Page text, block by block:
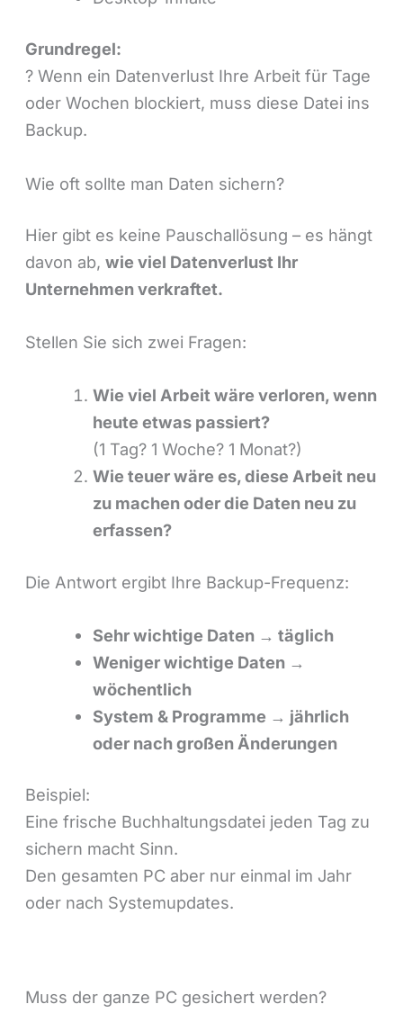
Grundregel:
? Wenn ein Datenverlust Ihre Arbeit für Tage
oder Wochen blockiert, muss diese Datei ins
Backup.
Wie oft sollte man Daten sichern?
Hier gibt es keine Pauschallösung – es hängt
davon ab,wie viel Datenverlust Ihr
Unternehmen verkraftet.
Stellen Sie sich zwei Fragen:
Wie viel Arbeit wäre verloren, wenn
heute etwas passiert?
(1 Tag? 1 Woche? 1 Monat?)
Wie teuer wäre es, diese Arbeit neu
zu machen oder die Daten neu zu
erfassen?
Die Antwort ergibt Ihre Backup-Frequenz:
Sehr wichtige Daten → täglich
Weniger wichtige Daten →
wöchentlich
System & Programme → jährlich
oder nach großen Änderungen
Beispiel:
Eine frische Buchhaltungsdatei jeden Tag zu
sichern macht Sinn.
Den gesamten PC aber nur einmal im Jahr
oder nach Systemupdates.
Muss der ganze PC gesichert werden?